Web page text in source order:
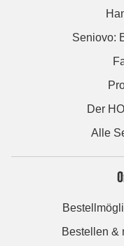
Seniovo:
Der
Alle
Bestellen &